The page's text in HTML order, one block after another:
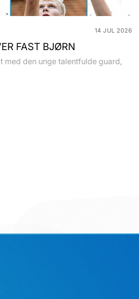
14 JUL 2026
FAST BJØRN
med den unge talentfulde guard,